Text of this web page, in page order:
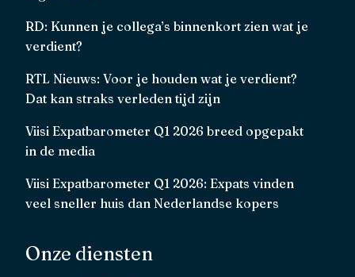
RD: Kunnen je collega’s binnenkort zien wat je
verdient?
RTL Nieuws: Voor je houden wat je verdient?
Dat kan straks verleden tijd zijn
Viisi Expatbarometer Q1 2026 breed opgepakt
in de media
Viisi Expatbarometer Q1 2026: Expats vinden
veel sneller huis dan Nederlandse kopers
Onze diensten